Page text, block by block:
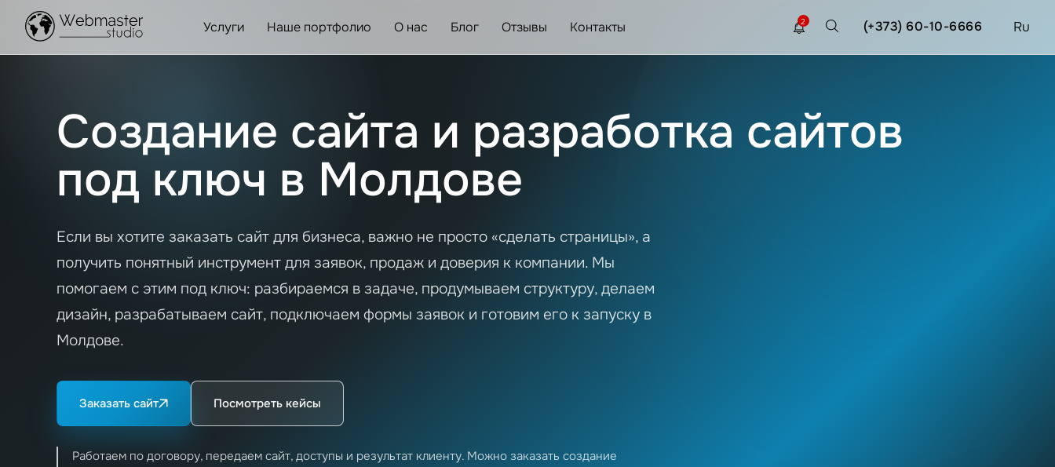
Услуги Наше портфолио О нас Блог Отзывы Контакты Ru
(+373) 60-10-6666
2
Создание сайта и разработка сайтов
под ключ в Молдове
Если вы хотите заказать сайт для бизнеса, важно не просто «сделать страницы», а
получить понятный инструмент для заявок, продаж и доверия к компании. Мы
помогаем с этим под ключ: разбираемся в задаче, продумываем структуру, делаем
дизайн, разрабатываем сайт, подключаем формы заявок и готовим его к запуску в
Молдове.
Заказать сайт Посмотреть кейсы
Работаем по договору, передаем сайт, доступы и результат клиенту. Можно заказать создание